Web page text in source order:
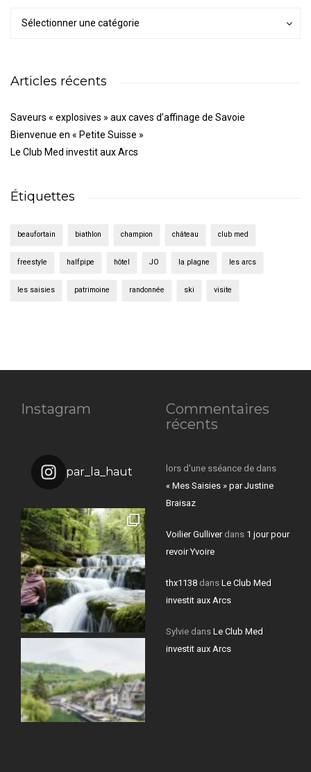
Sélectionner une catégorie
Articles récents
Saveurs « explosives » aux caves d’affinage de Savoie
Bienvenue en « Petite Suisse »
Le Club Med investit aux Arcs
Étiquettes
beaufortain biathlon champion château club med
freestyle halfpipe hôtel JO la plagne les arcs
les saisies patrimoine randonnée ski visite
Instagram
par_la_haut
Commentaires
récents
lors d'une sséance de dans
« Mes Saisies » par Justine
Braisaz
Voilier Gulliverdans 1 jour pour
revoir Yvoire
thx1138 dans Le Club Med
investit aux Arcs
Sylvie dans Le Club Med
investit aux Arcs